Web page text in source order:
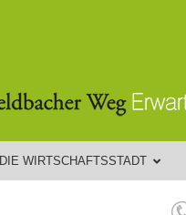
DIE WIRTSCHAFTSSTADT